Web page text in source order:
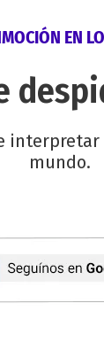
EN
mundo.